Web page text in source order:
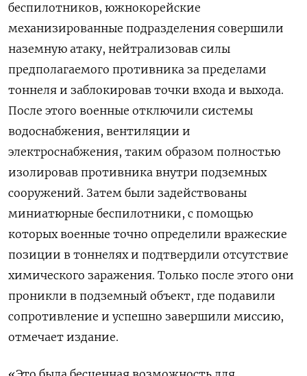
беспилотников, южнокорейские
механизированные подразделения совершили
наземную атаку, нейтрализовав силы
предполагаемого противника за пределами
тоннеля и заблокировав точки входа и выхода.
После этого военные отключили системы
водоснабжения, вентиляции и
электроснабжения, таким образом полностью
изолировав противника внутри подземных
сооружений. Затем были задействованы
миниатюрные беспилотники, с помощью
которых военные точно определили вражеские
позиции в тоннелях и подтвердили отсутствие
химического заражения. Только после этого они
проникли в подземный объект, где подавили
сопротивление и успешно завершили миссию,
отмечает издание.